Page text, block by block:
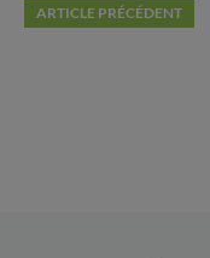
ARTICLE PRÉCÉDENT